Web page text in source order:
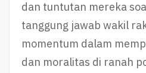
dan tuntutan mereka
tanggung jawab wakil
momentum dalam
dan moralitas di ranah